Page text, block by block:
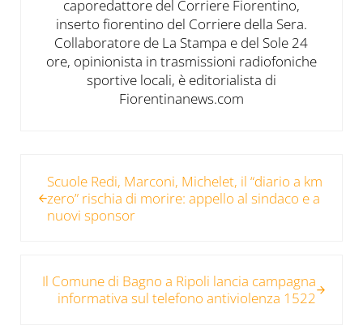
caporedattore del Corriere Fiorentino,
inserto fiorentino del Corriere della Sera.
Collaboratore de La Stampa e del Sole 24
ore, opinionista in trasmissioni radiofoniche
sportive locali, è editorialista di
Fiorentinanews.com
Scuole Redi, Marconi, Michelet, il “diario a km
zero” rischia di morire: appello al sindaco e a
nuovi sponsor
Il Comune di Bagno a Ripoli lancia campagna
informativa sul telefono antiviolenza 1522